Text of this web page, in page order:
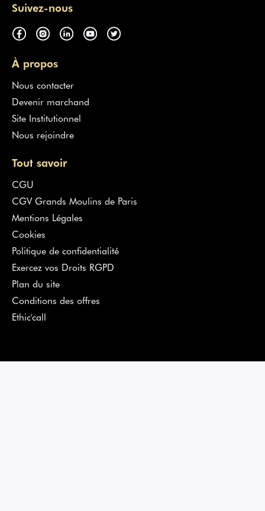
Suivez-nous
À propos
Nous contacter
Devenir marchand
Site Institutionnel
Nous rejoindre
Tout savoir
CGU
CGV Grands Moulins de Paris
Mentions Légales
Cookies
Politique de confidentialité
Exercez vos Droits RGPD
Plan du site
Conditions des offres
Ethic'call